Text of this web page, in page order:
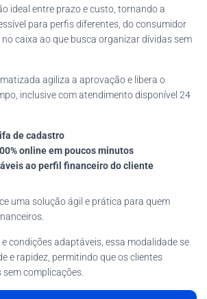
ideal entre prazo e custo, tornando a
para perfis diferentes, do consumidor
caixa ao que busca organizar dívidas sem
agiliza a aprovação e libera o
inclusive com atendimento disponível 24
de cadastro
online em poucos minutos
ao perfil financeiro do cliente
uma solução ágil e prática para quem
condições adaptáveis, essa modalidade se
e rapidez, permitindo que os clientes
complicações.